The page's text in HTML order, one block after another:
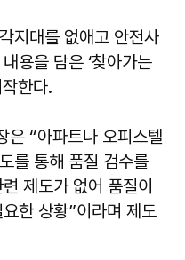
지대를 없애고 안전사
용을 담은 ‘찾아가는
한다.
은 “아파트나 오피스텔
를 통해 품질 검수를
제도가 없어 품질이
한 상황”이라며 제도